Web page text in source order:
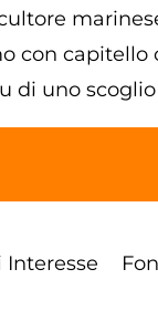
con capitello
di uno
Interesse